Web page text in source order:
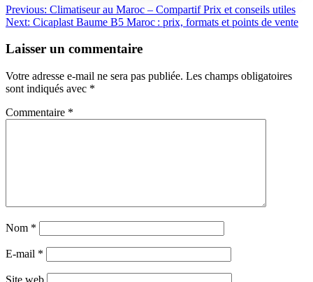
Navigation
de
l’article
Previous: Climatiseur au Maroc – Compartif Prix et conseils utiles
Next: Cicaplast Baume B5 Maroc : prix, formats et points de vente
Laisser un commentaire
Votre adresse e-mail ne sera pas publiée. Les champs obligatoires
sont indiqués avec *
Commentaire *
Nom *
E-mail *
Site web